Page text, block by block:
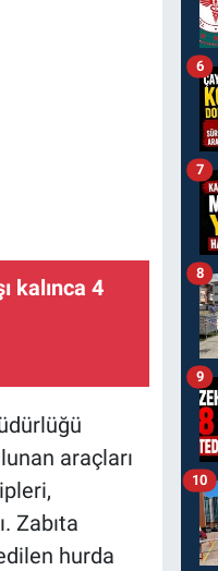
kalınca 4
araçları
Zabıta
hurda
6
7
8
9
10